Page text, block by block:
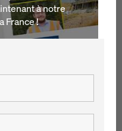
à notre
France !